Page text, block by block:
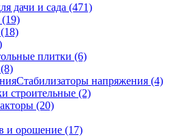
дачи и сада (471)
(19)
(18)
плитки (6)
(8)
Стабилизаторы напряжения (4)
строительные (2)
(20)
и орошение (17)